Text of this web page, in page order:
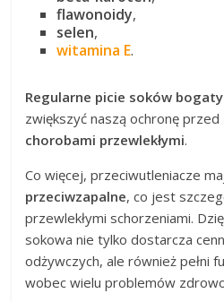
flawonoidy,
selen,
witamina E.
Regularne picie soków
zwiększyć naszą ochronę przed
chorobami przewlekłymi.
Co więcej, przeciwutleniacze
przeciwzapalne, co jest
przewlekłymi schorzeniami.
sokowa nie tylko dostarcza
odżywczych, ale również pełni
wobec wielu problemów